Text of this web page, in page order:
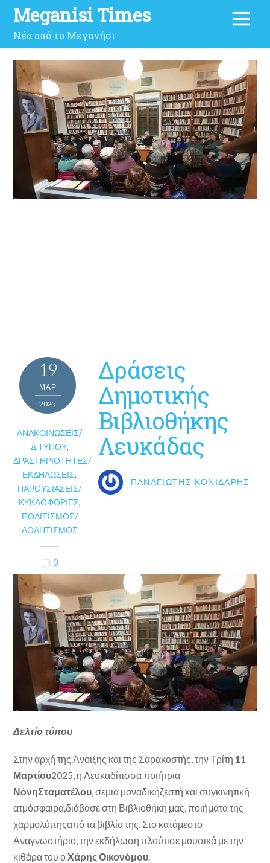
Meganisi Times
Νέα από το Μεγανήσι
19
ΜΑΡ
2025
ΑΝΑΚΟΙΝΏΣΕΙΣ/
Δ.ΤΎΠΟΥ,
ΔΡΑΣΤΗΡΙΌΤΗΤΕΣ/
ΕΚΔΗΛΏΣΕΙΣ,
ΠΑΡΟΥΣΙΆΣΕΙΣ/
ΚΥΚΛΟΦΟΡΊΕΣ,
ΠΟΛΙΤΙΣΜΌΣ/
ΑΘΛΗΤΙΣΜΌΣ
0
Δράσεις
Δημοτικής
Βιβλιοθήκης
Λευκάδας
ΠΑΝΑΓΙΏΤΗΣ ΚΟΝΙΔΆΡΗΣ
Δελτίο τύπου
Στην αρχή της Άνοιξης και της Σαρακοστής, την Τρίτη 11
Μαρτίου2025, η Λευκαδίτισσα ποιήτρια
ΝόνηΣταματέλου, σεμια μοναδικήζεστή και συγκινητική
ατμόσφαιρα,διάβασε στη Βιβλιοθήκη μας, ποιήματα της
χαρμολύπηςαπό τα βιβλία της. Στο κατάμεστο
Αναγνωστήριο, την εκδήλωση πλούτισε μουσικά με την
κιθάρα του οΧάρης Οικονόμου.